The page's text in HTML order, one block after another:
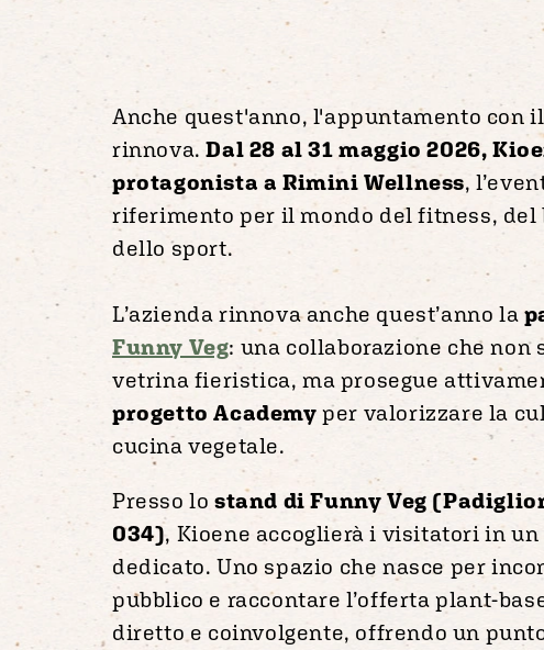
Anche quest'anno, l'appuntamento con
rinnova. Dal 28 al 31 maggio 2026,
protagonista a Rimini Wellness,
riferimento per il mondo del fitness, del
dello sport.
L’azienda rinnova anche quest’anno la
Funny Veg: una collaborazione che
vetrina fieristica, ma prosegue
progetto Academy per valorizzare la
cucina vegetale.
Presso lo stand di Funny Veg
034), Kioene accoglierà i visitatori in un
dedicato. Uno spazio che nasce per
pubblico e raccontare l’offerta plant-
diretto e coinvolgente, offrendo un